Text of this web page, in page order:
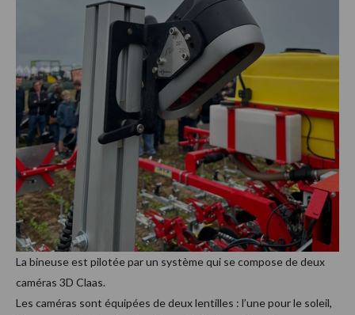
La bineuse est pilotée par un système qui se compose de deux
caméras 3D Claas.
Les caméras sont équipées de deux lentilles : l’une pour le soleil,